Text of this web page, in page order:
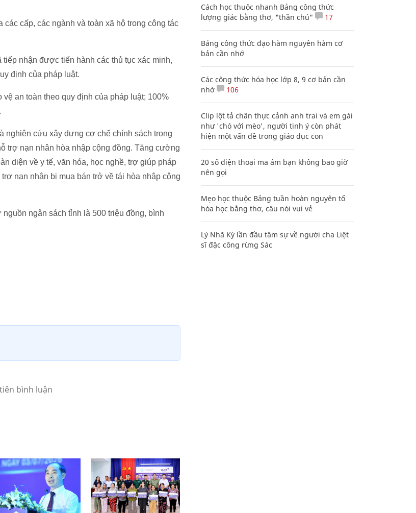
cấp, các ngành và toàn xã hộ trong công tác
nhận được tiến hành các thủ tục xác minh,
định của pháp luật.
an toàn theo quy định của pháp luật; 100%
nghiên cứu xây dựng cơ chế chính sách trong
trợ nạn nhân hòa nhập cộng đồng. Tăng cường
diện về y tế, văn hóa, học nghề, trợ giúp pháp
nạn nhân bị mua bán trở về tái hòa nhập cộng
ngân sách tỉnh là 500 triệu đồng, bình
Cách học thuộc nhanh Bảng công thức
lượng giác bằng thơ, "thần chú"
17
Bảng công thức đạo hàm nguyên hàm cơ
bản cần nhớ
Các công thức hóa học lớp 8, 9 cơ bản cần
nhớ
106
Clip lột tả chân thực cảnh anh trai và em gái
như 'chó với mèo', người tinh ý còn phát
hiện một vấn đề trong giáo dục con
20 số điện thoại ma ám bạn không bao giờ
nên gọi
Mẹo học thuộc Bảng tuần hoàn nguyên tố
hóa học bằng thơ, câu nói vui vẻ
Lý Nhã Kỳ lần đầu tâm sự về người cha Liệt
sĩ đặc công rừng Sác